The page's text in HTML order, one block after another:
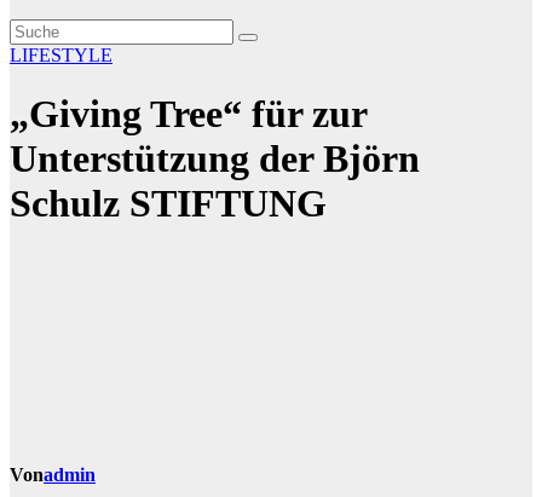
LIFESTYLE
„Giving Tree“ für zur
Unterstützung der Björn
Schulz STIFTUNG
Vonadmin